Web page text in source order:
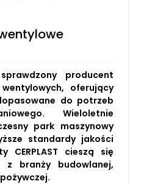
producent
oferujący
do potrzeb
Wieloletnie
park maszynowy
standardy jakości
CERPLAST cieszą się
z branży budowlanej,